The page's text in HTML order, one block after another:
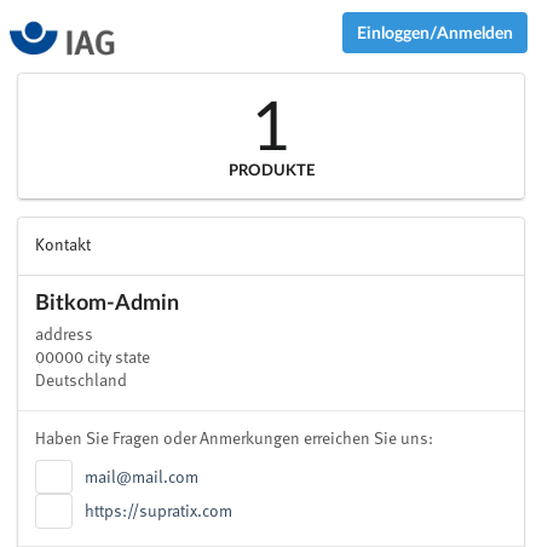
Einloggen/Anmelden
1
PRODUKTE
Kontakt
Bitkom-Admin
address
00000 city state
Deutschland
Haben Sie Fragen oder Anmerkungen erreichen Sie uns:
mail@mail.com
https://supratix.com